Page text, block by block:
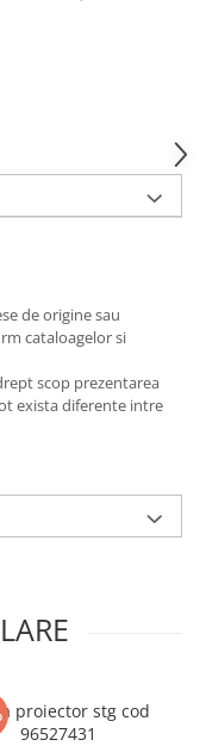
de origine sau
cataloagelor si
scop prezentarea
exista diferente intre
proiector stg cod
96527431